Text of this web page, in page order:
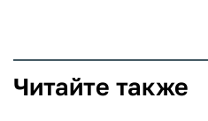
Читайте также